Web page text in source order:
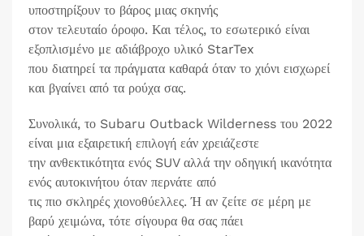
υποστηρίξουν το βάρος μιας σκηνής
στον τελευταίο όροφο. Και τέλος, το εσωτερικό είναι
εξοπλισμένο με αδιάβροχο υλικό StarTex
που διατηρεί τα πράγματα καθαρά όταν το χιόνι εισχωρεί
και βγαίνει από τα ρούχα σας.
Συνολικά, το Subaru Outback Wilderness του 2022
είναι μια εξαιρετική επιλογή εάν χρειάζεστε
την ανθεκτικότητα ενός SUV αλλά την οδηγική ικανότητα
ενός αυτοκινήτου όταν περνάτε από
τις πιο σκληρές χιονοθύελλες. Ή αν ζείτε σε μέρη με
βαρύ χειμώνα, τότε σίγουρα θα σας πάει